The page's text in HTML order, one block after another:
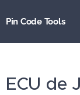
Pin Code Tools
ECU de